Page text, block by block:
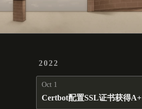
2022
Oct 1
Certbot配置SSL证书获得A+